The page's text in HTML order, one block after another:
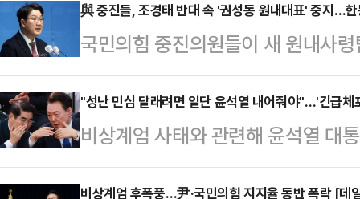
이스북에 글을 올리고 "물 만난 듯
계엄보다 더한 짓도 할 인물'이라며
지금 가장 중요한 점을 망각하고 있
상화냐"라고 지적했다.이어 "국민
에 이 대표는 어제 외신과의 인터뷰
과시했다"…
與 중진들, 조경태 반대 속 '권성동 원내대표' 중지…
국민의힘 중진의원들이 새 원내사
를 모았다. 하지만 중진회의 내에서
도 직접 반대 의견을 내놓는 등 친
어질 수 있을지 여부는 미지수다.
에서 중진회의를 열어 새로운 원내
"성난 민심 달래려면 일단 윤석열 내어줘야"…'긴급
비상계엄 사태와 관련해 윤석열 대
후 긴급체포 등 강제수사 가능성이
비상계엄 후폭풍…尹·국민의힘 지지율 동반 폭락 [데